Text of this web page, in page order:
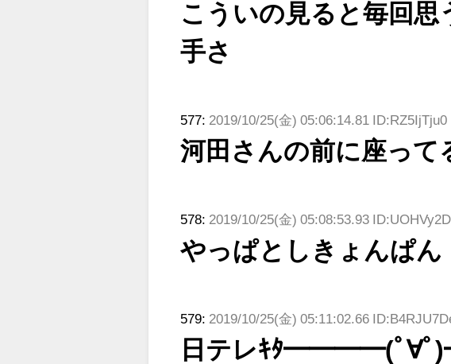
こういの見ると毎回思
手さ
577: 2019/10/25(金) 05:06:14.81 ID:RZ5IjTju0
河田さんの前に座って
578: 2019/10/25(金) 05:08:53.93
やっぱとしきょんぱん
579: 2019/10/25(金) 05:11:02.66
日テレｷﾀ━━━━(ﾟ∀